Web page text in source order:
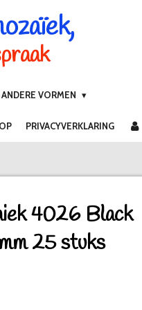
ANDERE VORMEN
PRIVACYVERKLARING
4026 Black
25 stuks